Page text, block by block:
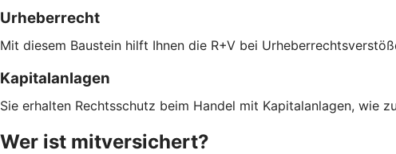
Urheberrecht
Mit diesem Baustein hilft Ihnen die R+V bei
Kapitalanlagen
Sie erhalten Rechtsschutz beim Handel mit Kapitalanlagen, wie
Wer ist mitversichert?